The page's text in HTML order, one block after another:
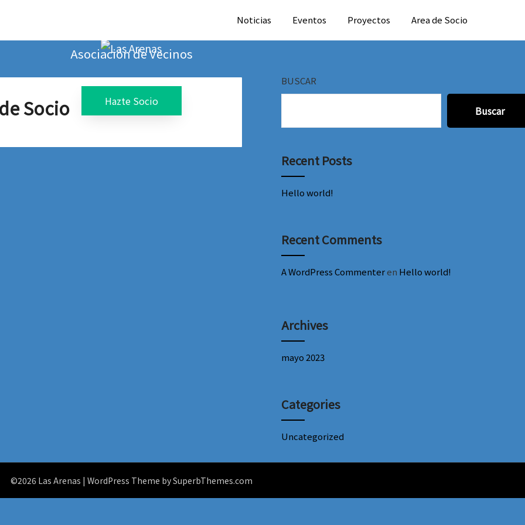
Noticias Eventos Proyectos Area de Socio
Asociación de Vecinos
Hazte Socio
Socio
BUSCAR
Buscar
Recent Posts
Hello world!
Recent Comments
A WordPress Commenteren Hello world!
Archives
mayo 2023
Categories
Uncategorized
©2026 Las Arenas | WordPress Theme bySuperbThemes.com